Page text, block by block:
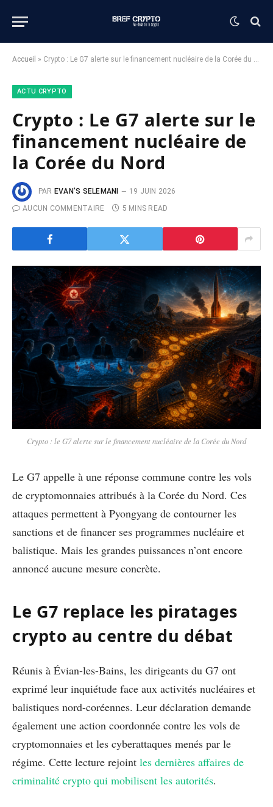
Accueil » Crypto : Le G7 alerte sur le financement nucléaire de la Corée du Nord
ACTU CRYPTO
Crypto : Le G7 alerte sur le
financement nucléaire de
la Corée du Nord
PAR EVAN'S SELEMANI
19 JUIN 2026
AUCUN COMMENTAIRE
5 MINS READ
Crypto : le G7 alerte sur le financement nucléaire de la Corée du Nord
Le G7 appelle à une réponse commune contre les vols
de cryptomonnaies attribués à la Corée du Nord. Ces
attaques permettent à Pyongyang de contourner les
sanctions et de financer ses programmes nucléaire et
balistique. Mais les grandes puissances n’ont encore
annoncé aucune mesure concrète.
Le G7 replace les piratages
crypto au centre du débat
Réunis à Évian-les-Bains, les dirigeants du G7 ont
exprimé leur inquiétude face aux activités nucléaires et
balistiques nord-coréennes. Leur déclaration demande
également une action coordonnée contre les vols de
cryptomonnaies et les cyberattaques menés par le
régime. Cette lecture rejoint les dernières affaires de
criminalité crypto qui mobilisent les autorités.